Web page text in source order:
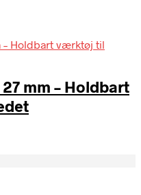
mm – Holdbart